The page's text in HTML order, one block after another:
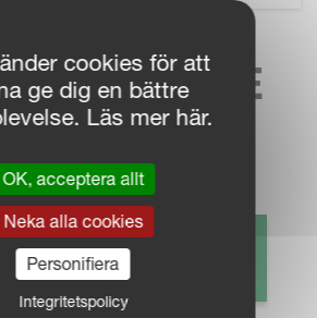
NÄRMASTE
cookies för att
ge dig en bättre
Läs mer här.
OK, acceptera allt
Neka alla cookies
Personifiera
Integritetspolicy